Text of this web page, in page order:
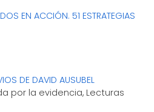
EN ACCIÓN. 51 ESTRATEGIAS
DE DAVID AUSUBEL
por la evidencia, Lecturas